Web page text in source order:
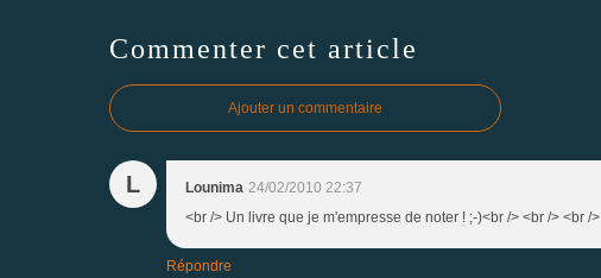
Commenter cet article
Ajouter un commentaire
L Lounima 24/02/2010 22:37
<br /> Un livre que je m'empresse de noter ! ;-)<br /> <br /> <br />
Répondre